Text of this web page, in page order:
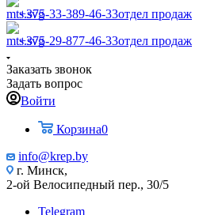
+375-33-389-46-33отдел продаж
+375-29-877-46-33отдел продаж
Заказать звонок
Задать вопрос
Войти
Корзина0
info@krep.by
г. Минск,
2-ой Велосипедный пер., 30/5
Telegram